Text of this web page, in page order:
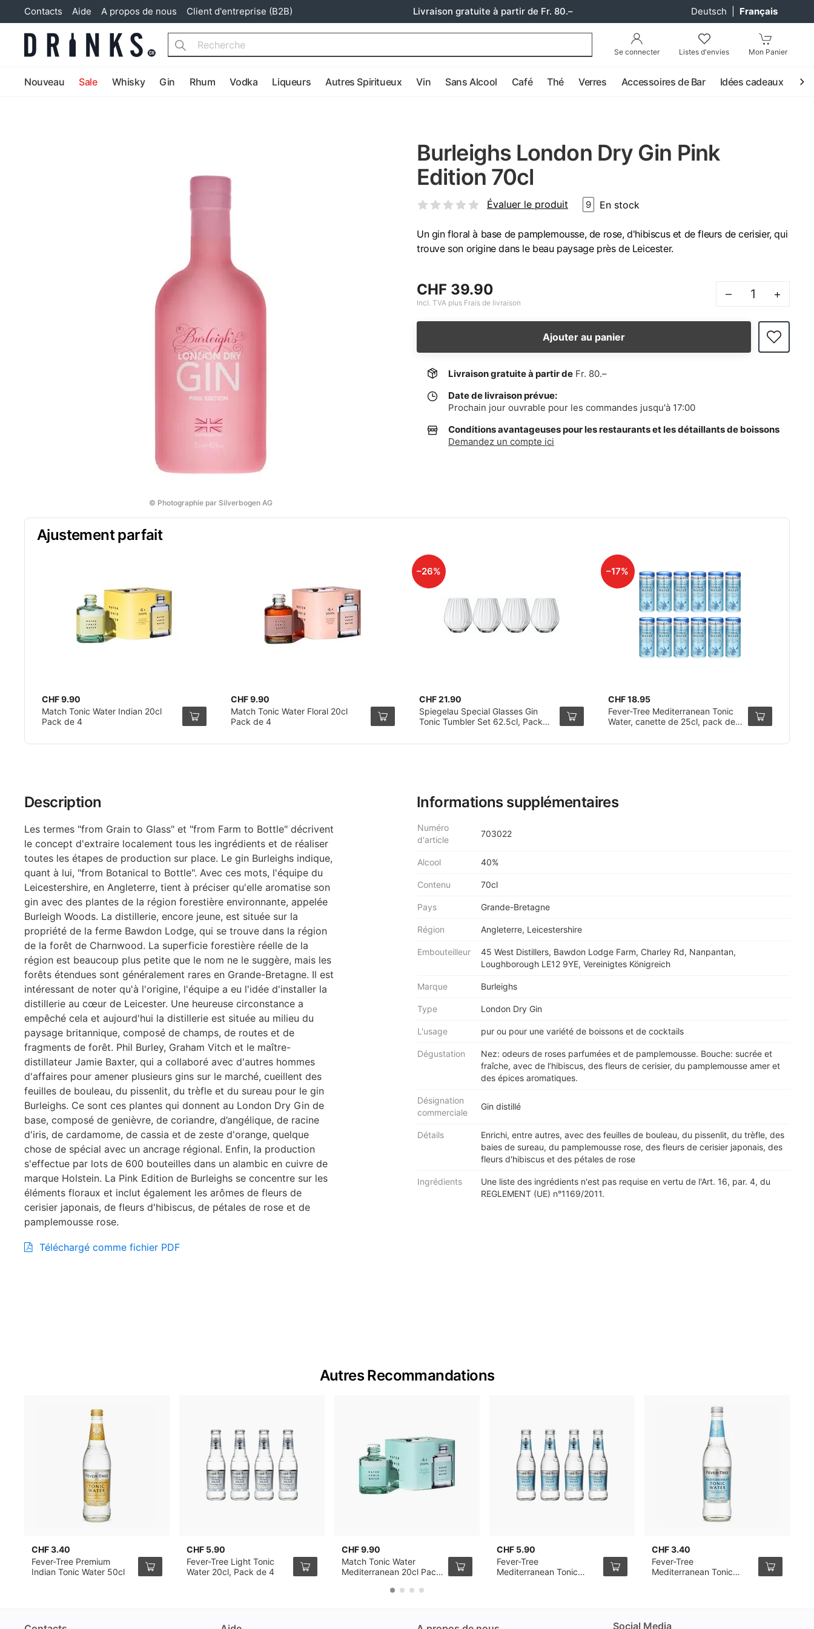
Contacts Aide A propos de nous Client d'entreprise (B2B) Livraison gratuite à partir de Fr. 80.– Deutsch Français
Se connecter Listes d'envies Mon Panier
Search
Nouveau Sale Whisky Gin Rhum Vodka Liqueurs Autres Spiritueux Vin Sans Alcool Café Thé Verres Accessoires de Bar Idées cadeaux
© Photographie par Silverbogen AG
Burleighs London Dry Gin Pink
Edition 70cl
Évaluer le produit 9 En stock
Un gin floral à base de pamplemousse, de rose, d'hibiscus et de fleurs de cerisier, qui
trouve son origine dans le beau paysage près de Leicester.
CHF 39.90
Incl. TVA plus Frais de livraison
– +
Ajouter au panier
Livraison gratuite à partir de Fr. 80.–
Date de livraison prévue:
Prochain jour ouvrable pour les commandes jusqu'à 17:00
Conditions avantageuses pour les restaurants et les détaillants de boissons
Demandez un compte ici
Ajustement parfait
CHF 9.90
Match Tonic Water Indian 20cl
Pack de 4
CHF 9.90
Match Tonic Water Floral 20cl
Pack de 4
–26%
CHF 21.90
Spiegelau Special Glasses Gin
Tonic Tumbler Set 62.5cl, Pack
–17%
CHF 18.95
Fever-Tree Mediterranean Tonic
Water, canette de 25cl, pack de
Description
Les termes "from Grain to Glass" et "from Farm to Bottle" décrivent
le concept d'extraire localement tous les ingrédients et de réaliser
toutes les étapes de production sur place. Le gin Burleighs indique,
quant à lui, "from Botanical to Bottle". Avec ces mots, l'équipe du
Leicestershire, en Angleterre, tient à préciser qu'elle aromatise son
gin avec des plantes de la région forestière environnante, appelée
Burleigh Woods. La distillerie, encore jeune, est située sur la
propriété de la ferme Bawdon Lodge, qui se trouve dans la région
de la forêt de Charnwood. La superficie forestière réelle de la
région est beaucoup plus petite que le nom ne le suggère, mais les
forêts étendues sont généralement rares en Grande-Bretagne. Il est
intéressant de noter qu'à l'origine, l'équipe a eu l'idée d'installer la
distillerie au cœur de Leicester. Une heureuse circonstance a
empêché cela et aujourd'hui la distillerie est située au milieu du
paysage britannique, composé de champs, de routes et de
fragments de forêt. Phil Burley, Graham Vitch et le maître-
distillateur Jamie Baxter, qui a collaboré avec d'autres hommes
d'affaires pour amener plusieurs gins sur le marché, cueillent des
feuilles de bouleau, du pissenlit, du trèfle et du sureau pour le gin
Burleighs. Ce sont ces plantes qui donnent au London Dry Gin de
base, composé de genièvre, de coriandre, d’angélique, de racine
d'iris, de cardamome, de cassia et de zeste d'orange, quelque
chose de spécial avec un ancrage régional. Enfin, la production
s'effectue par lots de 600 bouteilles dans un alambic en cuivre de
marque Holstein. La Pink Edition de Burleighs se concentre sur les
éléments floraux et inclut également les arômes de fleurs de
cerisier japonais, de fleurs d'hibiscus, de pétales de rose et de
pamplemousse rose.
Téléchargé comme fichier PDF
Informations supplémentaires
Numéro
d'article
703022
Alcool 40%
Contenu 70cl
Pays Grande-Bretagne
Région Angleterre, Leicestershire
Embouteilleur
45 West Distillers, Bawdon Lodge Farm, Charley Rd, Nanpantan,
Loughborough LE12 9YE, Vereinigtes Königreich
Marque Burleighs
Type London Dry Gin
L'usage pur ou pour une variété de boissons et de cocktails
Dégustation
Nez: odeurs de roses parfumées et de pamplemousse. Bouche: sucrée et
fraîche, avec de l’hibiscus, des fleurs de cerisier, du pamplemousse amer et
des épices aromatiques.
Désignation
commerciale
Gin distillé
Détails
Enrichi, entre autres, avec des feuilles de bouleau, du pissenlit, du trèfle, des
baies de sureau, du pamplemousse rose, des fleurs de cerisier japonais, des
fleurs d'hibiscus et des pétales de rose
Ingrédients
Une liste des ingrédients n'est pas requise en vertu de l'Art. 16, par. 4, du
REGLEMENT (UE) n°1169/2011.
Autres Recommandations
CHF 3.40
Fever-Tree Premium
Indian Tonic Water 50cl
CHF 5.90
Fever-Tree Light Tonic
Water 20cl, Pack de 4
CHF 9.90
Match Tonic Water
Mediterranean 20cl Pack
CHF 5.90
Fever-Tree
Mediterranean Tonic
CHF 3.40
Fever-Tree
Mediterranean Tonic
Social Media